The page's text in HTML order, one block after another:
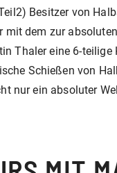
Besitzer von
mit dem zur
Thaler eine 6-teilige
Schießen von
nur ein absoluter